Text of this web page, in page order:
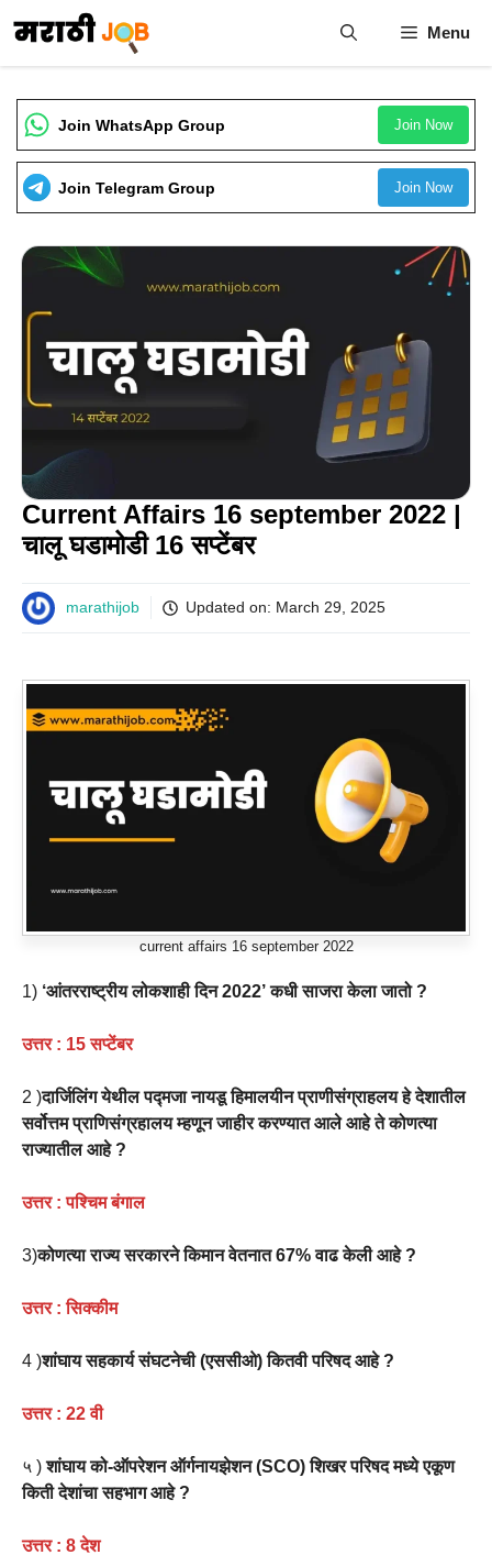
content
Menu
Join WhatsApp Group Join Now
Join Telegram Group Join Now
Current Affairs 16 september 2022 |
चालू घडामोडी 16 सप्टेंबर
marathijob Updated on: March 29, 2025
current affairs 16 september 2022
1) ‘आंतरराष्ट्रीय लोकशाही दिन 2022’ कधी साजरा केला जातो ?
उत्तर : 15 सप्टेंबर
2 )दार्जिलिंग येथील पद्मजा नायडू हिमालयीन प्राणीसंग्राहलय हे देशातील
सर्वोत्तम प्राणिसंग्रहालय म्हणून जाहीर करण्यात आले आहे ते कोणत्या
राज्यातील आहे ?
उत्तर : पश्‍चिम बंगाल
3)कोणत्या राज्य सरकारने किमान वेतनात 67% वाढ केली आहे ?
उत्तर :सिक्कीम
4 )शांघाय सहकार्य संघटनेची (एससीओ) कितवी परिषद आहे ?
उत्तर : 22 वी
५ )शांघाय को-ऑपरेशन ऑर्गनायझेशन (SCO) शिखर परिषद मध्ये एकूण
किती देशांचा सहभाग आहे ?
उत्तर : 8 देश